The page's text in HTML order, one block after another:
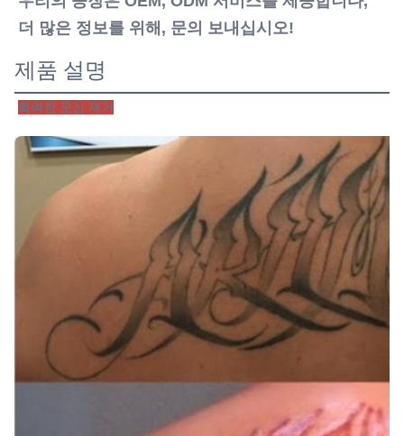
더 많은 정보를 위해, 문의 보내십시오!
제품 설명
화려한 문신 제거